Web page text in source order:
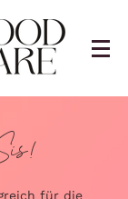
für die